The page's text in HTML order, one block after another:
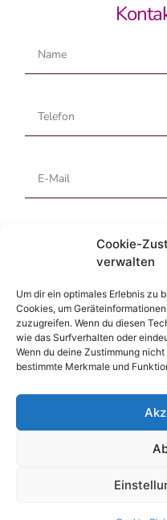
Cookie-
verwalten
Um dir ein optimales Erlebnis zu
Cookies, um
zuzugreifen. Wenn du diesen
wie das Surfverhalten oder
Wenn du deine Zustimmung
bestimmte Merkmale und
Ich habe die